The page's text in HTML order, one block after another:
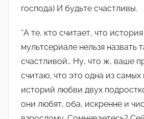
господа) И будьте счастливы.
*А те, кто считает, что
мультсериале нельзя назвать
счастливой… Ну, что ж, ваше
считаю, что это одна из самых
историй любви двух
они любят, оба, искренне и